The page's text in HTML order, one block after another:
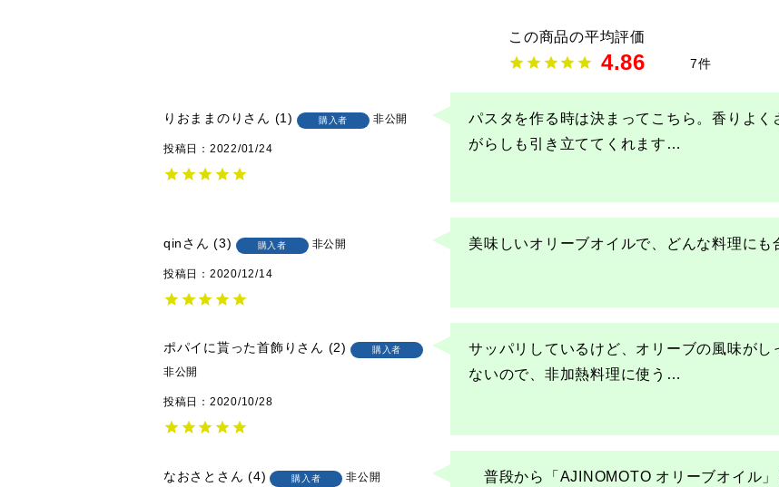
4.86 7
りおままのり 1 購入者 非公開
投稿日 2022/01/24
パスタを作る時は決まってこちら。香りよく
がらしも引き立ててくれます …
qin 3 購入者 非公開
投稿日 2020/12/14
美味しいオリーブオイルで、どんな料理にも
ポパイに貰った首飾り 2 購入者
非公開
投稿日 2020/10/28
サッパリしているけど、オリーブの風味が
ないので、非加熱料理に使う …
なおさと 4 購入者 非公開
普段から「AJINOMOTO オリーブオイル